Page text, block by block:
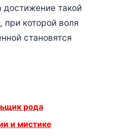
такой
при которой воля
становятся
рода
и мистике